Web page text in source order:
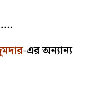
-এর অন্যান্য